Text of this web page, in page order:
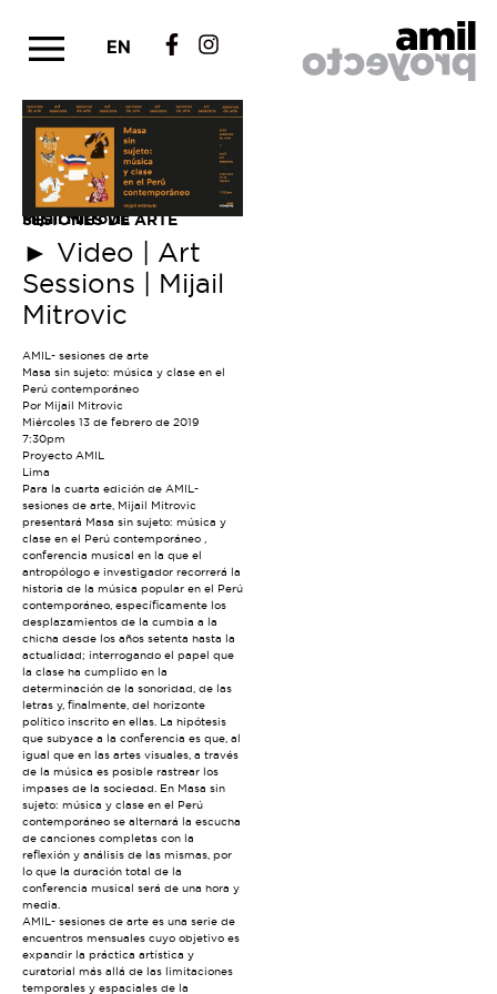
EN
SESIONES DE ARTE
Mijail Mitrovic
► Video | Art
Sessions | Mijail
Mitrovic
AMIL- sesiones de arte
Masa sin sujeto: música y clase en el
Perú contemporáneo
Por Mijail Mitrovic
Miércoles 13 de febrero de 2019
7:30pm
Proyecto AMIL
Lima
Para la cuarta edición de AMIL-
sesiones de arte, Mijail Mitrovic
presentará Masa sin sujeto: música y
clase en el Perú contemporáneo ,
conferencia musical en la que el
antropólogo e investigador recorrerá la
historia de la música popular en el Perú
contemporáneo, específicamente los
desplazamientos de la cumbia a la
chicha desde los años setenta hasta la
actualidad; interrogando el papel que
la clase ha cumplido en la
determinación de la sonoridad, de las
letras y, finalmente, del horizonte
político inscrito en ellas. La hipótesis
que subyace a la conferencia es que, al
igual que en las artes visuales, a través
de la música es posible rastrear los
impases de la sociedad. En Masa sin
sujeto: música y clase en el Perú
contemporáneo se alternará la escucha
de canciones completas con la
reflexión y análisis de las mismas, por
lo que la duración total de la
conferencia musical será de una hora y
media.
AMIL- sesiones de arte es una serie de
encuentros mensuales cuyo objetivo es
expandir la práctica artística y
curatorial más allá de las limitaciones
temporales y espaciales de la